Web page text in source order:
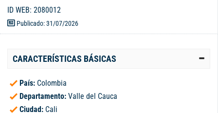
ID WEB: 2080012
Publicado: 31/07/2026
CARACTERÍSTICAS BÁSICAS
País: Colombia
Departamento: Valle del Cauca
Ciudad: Cali